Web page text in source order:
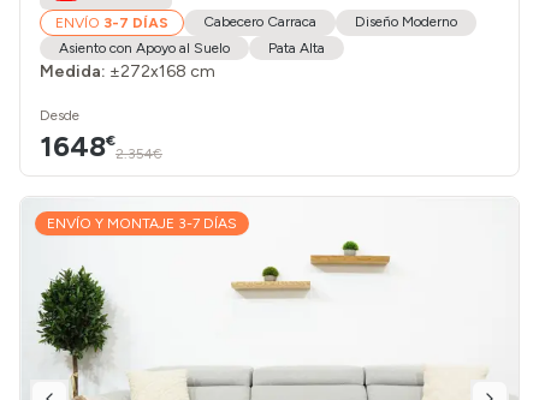
ENVÍO 3-7 DÍAS Cabecero Carraca
Diseño Moderno
Asiento con Apoyo al Suelo
Pata Alta
Medida: ±272x168 cm
Desde
1648€
2.354€
ENVÍO Y MONTAJE 3-7 DÍAS